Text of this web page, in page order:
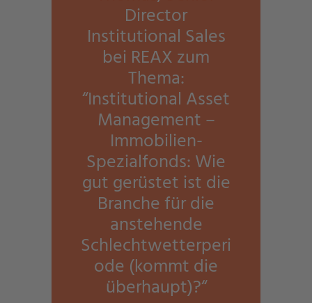
Director
Institutional Sales
bei REAX zum
Thema:
“Institutional Asset
Management –
Immobilien-
Spezialfonds: Wie
gut gerüstet ist die
Branche für die
anstehende
Schlechtwetterperi
ode (kommt die
überhaupt)?“